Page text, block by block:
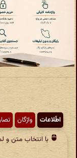
اطّلاعات واژگان
با انتخاب متن و